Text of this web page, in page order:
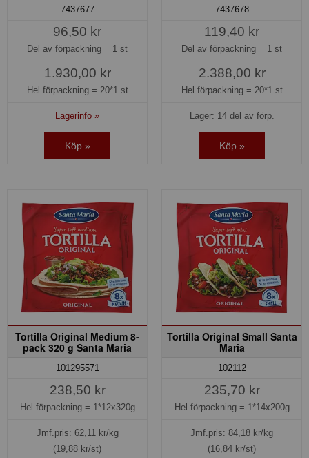
7437677
96,50 kr
Del av förpackning = 1 st
1.930,00 kr
Hel förpackning = 20*1 st
Lagerinfo »
Köp »
7437678
119,40 kr
Del av förpackning = 1 st
2.388,00 kr
Hel förpackning = 20*1 st
Lager: 14 del av förp.
Köp »
Tortilla Original Medium 8-
pack 320 g Santa Maria
101295571
238,50 kr
Hel förpackning = 1*12x320g
Jmf.pris: 62,11 kr/kg
(19,88 kr/st)
Tortilla Original Small Santa
Maria
102112
235,70 kr
Hel förpackning = 1*14x200g
Jmf.pris: 84,18 kr/kg
(16,84 kr/st)